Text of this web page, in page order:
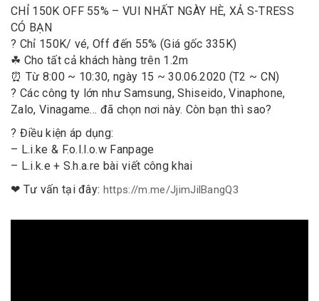
CHỈ 150K OFF 55% – VUI NHẤT NGÀY HÈ, XẢ S-TRESS
CÓ BẠN
? Chỉ 150K/ vé, Off đến 55% (Giá gốc 335K)
☘ Cho tất cả khách hàng trên 1.2m
⏰ Từ 8:00 ~ 10:30, ngày 15 ~ 30.06.2020 (T2 ~ CN)
️? Các công ty lớn như Samsung, Shiseido, Vinaphone,
Zalo, Vinagame… đã chọn nơi này. Còn bạn thì sao?
? Điều kiện áp dụng:
– L.i.ke & F.o.l.l.o.w Fanpage
– L.i.k.e + S.h.a.re bài viết công khai
❤ Tư vấn tại đây: https://m.me/JjimJilBangQ3